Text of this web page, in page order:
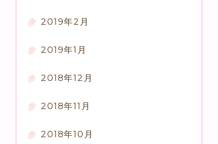
2019年2月
2019年1月
2018年12月
2018年11月
2018年10月